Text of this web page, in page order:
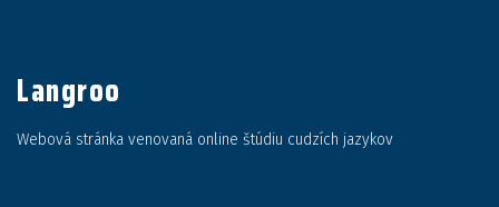
Langroo
Webová stránka venovaná online štúdiu cudzích jazykov